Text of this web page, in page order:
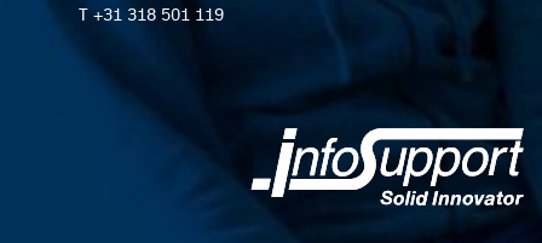
T +31 318 501 119